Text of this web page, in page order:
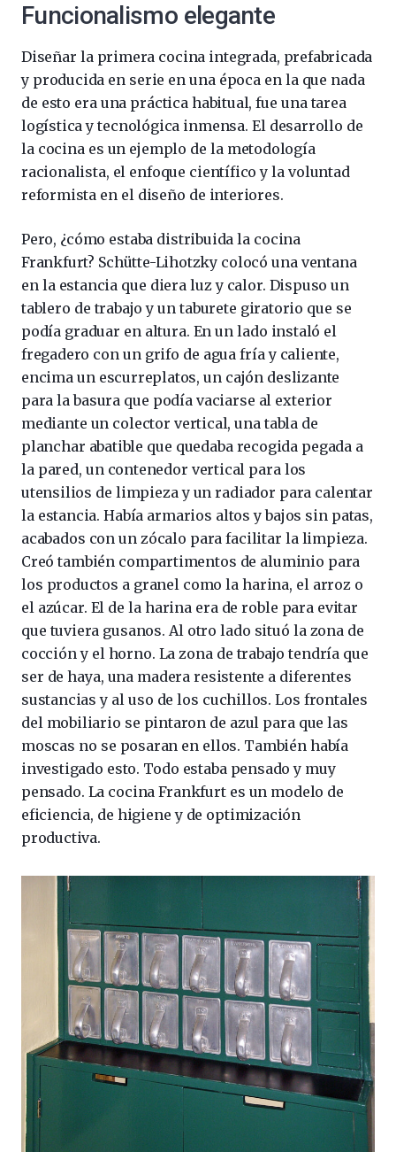
Funcionalismo elegante
Diseñar la primera cocina integrada, prefabricada
y producida en serie en una época en la que nada
de esto era una práctica habitual, fue una tarea
logística y tecnológica inmensa. El desarrollo de
la cocina es un ejemplo de la metodología
racionalista, el enfoque científico y la voluntad
reformista en el diseño de interiores.
Pero, ¿cómo estaba distribuida la cocina
Frankfurt? Schütte-Lihotzky colocó una ventana
en la estancia que diera luz y calor. Dispuso un
tablero de trabajo y un taburete giratorio que se
podía graduar en altura. En un lado instaló el
fregadero con un grifo de agua fría y caliente,
encima un escurreplatos, un cajón deslizante
para la basura que podía vaciarse al exterior
mediante un colector vertical, una tabla de
planchar abatible que quedaba recogida pegada a
la pared, un contenedor vertical para los
utensilios de limpieza y un radiador para calentar
la estancia. Había armarios altos y bajos sin patas,
acabados con un zócalo para facilitar la limpieza.
Creó también compartimentos de aluminio para
los productos a granel como la harina, el arroz o
el azúcar. El de la harina era de roble para evitar
que tuviera gusanos. Al otro lado situó la zona de
cocción y el horno. La zona de trabajo tendría que
ser de haya, una madera resistente a diferentes
sustancias y al uso de los cuchillos. Los frontales
del mobiliario se pintaron de azul para que las
moscas no se posaran en ellos. También había
investigado esto. Todo estaba pensado y muy
pensado. La cocina Frankfurt es un modelo de
eficiencia, de higiene y de optimización
productiva.